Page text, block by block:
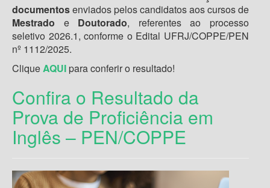
documentosenviados pelos candidatos aos cursos de
Mestrado e Doutorado, referentes ao processo
seletivo 2026.1, conforme o Edital UFRJ/COPPE/PEN
nº 1112/2025.
CliqueAQUI para conferir o resultado!
Confira o Resultado da
Prova de Proficiência em
Inglês – PEN/COPPE